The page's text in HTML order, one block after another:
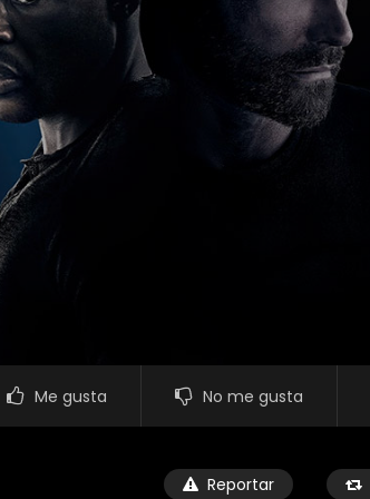
Me gusta No me gusta
Reportar